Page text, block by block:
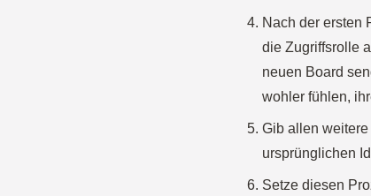
Nach der ersten
die Zugriffsrolle
neuen Board
wohler fühlen,
Gib allen
ursprünglichen
Setze diesen